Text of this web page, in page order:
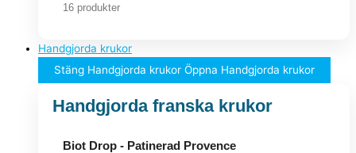
16 produkter
Handgjorda krukor
Stäng Handgjorda krukor Öppna Handgjorda krukor
Handgjorda franska krukor
Biot Drop - Patinerad Provence